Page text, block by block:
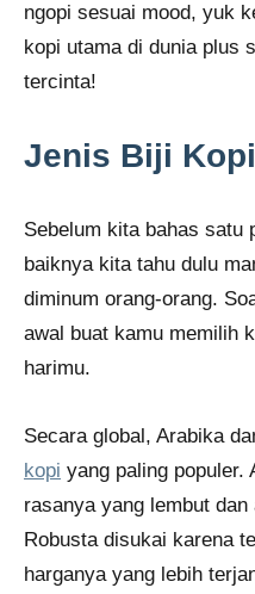
ngopi sesuai mood, yuk
kopi utama di dunia plus
tercinta!
Jenis Biji
Sebelum kita bahas satu
baiknya kita tahu dulu
diminum orang-orang.
awal buat kamu memilih
harimu.
Secara global, Arabika
kopi yang paling populer.
rasanya yang lembut
Robusta disukai karena
harganya yang lebih